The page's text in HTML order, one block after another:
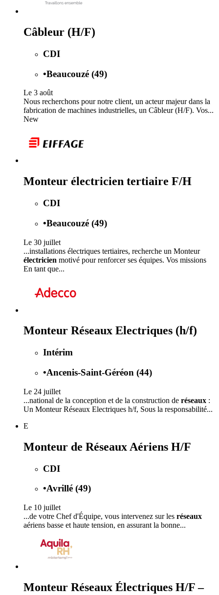
Câbleur (H/F)
CDI
•Beaucouzé (49)
Le 3 août
Nous recherchons pour notre client, un acteur majeur dans la
fabrication de machines industrielles, un Câbleur (H/F). Vos...
New
Monteur électricien tertiaire F/H
CDI
•Beaucouzé (49)
Le 30 juillet
...installations électriques tertiaires, recherche un Monteur
électricien motivé pour renforcer ses équipes. Vos missions
En tant que...
Monteur Réseaux Electriques (h/f)
Intérim
•Ancenis-Saint-Géréon (44)
Le 24 juillet
...national de la conception et de la construction de réseaux :
Un Monteur Réseaux Electriques h/f, Sous la responsabilité...
E
Monteur de Réseaux Aériens H/F
CDI
•Avrillé (49)
Le 10 juillet
...de votre Chef d'Équipe, vous intervenez sur les réseaux
aériens basse et haute tension, en assurant la bonne...
Monteur Réseaux Électriques H/F –